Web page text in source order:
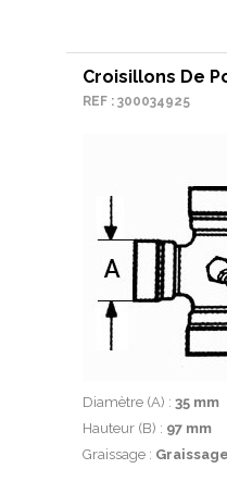
Croisillons De
REF : 300034925
Diamètre (A) : 35 mm
Hauteur (B) : 97 mm
Graissage :